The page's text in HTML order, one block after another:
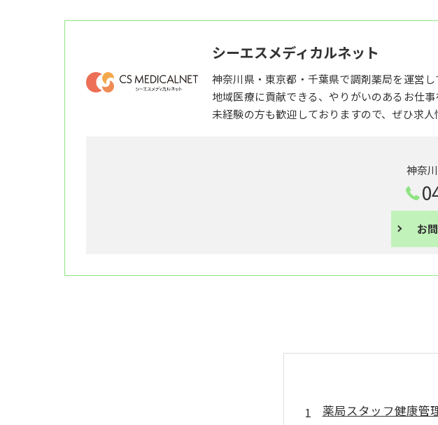
シーエスメディカルネット
神奈川県・東京都・千葉県で調剤薬局を運営し
地域医療に貢献できる、やりがいのあるお仕事
未経験の方も歓迎しておりますので、ぜひ求人
神奈
お
薬局スタッフ健康管